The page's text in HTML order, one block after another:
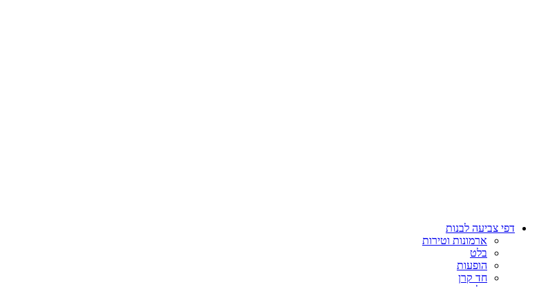
דפי צביעה לבנות
ארמונות וטירות
בלט
הופעות
חד קרן